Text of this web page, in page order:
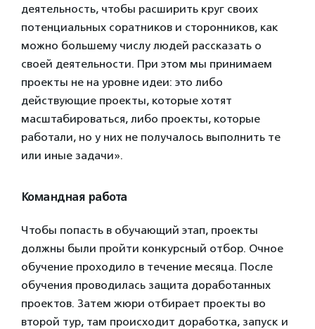
деятельность, чтобы расширить круг своих
потенциальных соратников и сторонников, как
можно большему числу людей рассказать о
своей деятельности. При этом мы принимаем
проекты не на уровне идеи: это либо
действующие проекты, которые хотят
масштабироваться, либо проекты, которые
работали, но у них не получалось выполнить те
или иные задачи».
Командная работа
Чтобы попасть в обучающий этап, проекты
должны были пройти конкурсный отбор. Очное
обучение проходило в течение месяца. После
обучения проводилась защита доработанных
проектов. Затем жюри отбирает проекты во
второй тур, там происходит доработка, запуск и